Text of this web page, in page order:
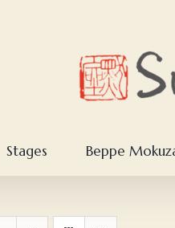
Stages Beppe